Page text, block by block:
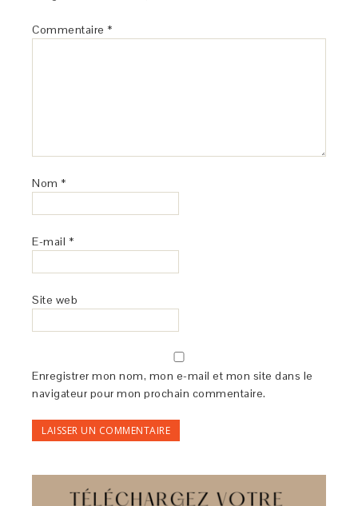
Commentaire *
Nom *
E-mail *
Site web
Enregistrer mon nom, mon e-mail et mon site dans le
navigateur pour mon prochain commentaire.